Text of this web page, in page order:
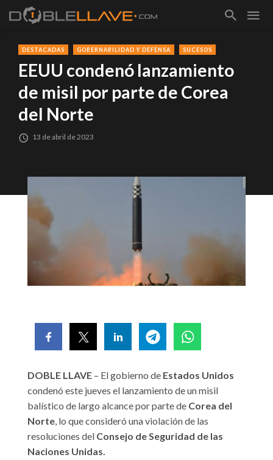
DESTACADAS GOBERNABILIDAD Y DEFENSA SUCESOS
EEUU condenó lanzamiento
de misil por parte de Corea
del Norte
13 de abril de 2023
DOBLE LLAVE – El gobierno de Estados Unidos
condenó este jueves el lanzamiento de un misil
balístico de largo alcance por parte de Corea del
Norte, lo que consideró una violación de las
resoluciones del Consejo de Seguridad de las
Naciones Unidas.